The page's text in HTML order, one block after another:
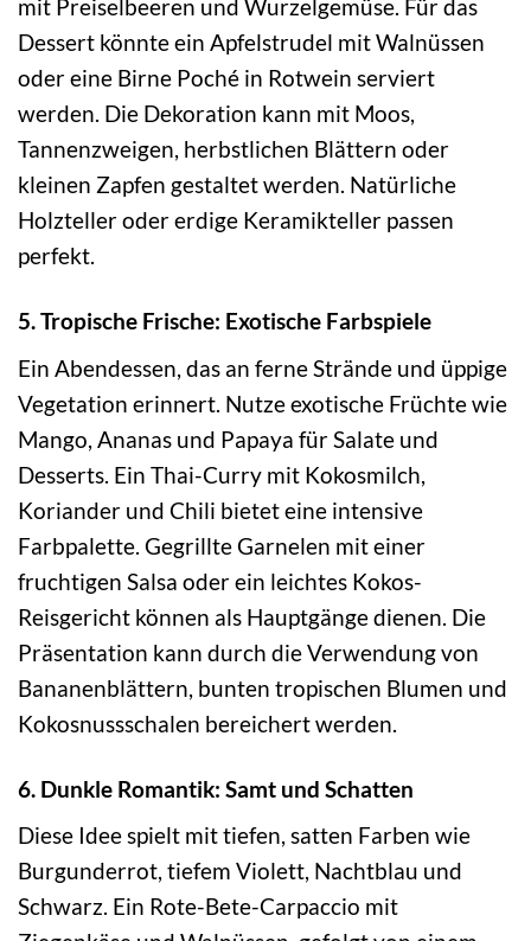
mit Preiselbeeren und Wurzelgemüse. Für das
Dessert könnte ein Apfelstrudel mit Walnüssen
oder eine Birne Poché in Rotwein serviert
werden. Die Dekoration kann mit Moos,
Tannenzweigen, herbstlichen Blättern oder
kleinen Zapfen gestaltet werden. Natürliche
Holzteller oder erdige Keramikteller passen
perfekt.
5. Tropische Frische: Exotische Farbspiele
Ein Abendessen, das an ferne Strände und üppige
Vegetation erinnert. Nutze exotische Früchte wie
Mango, Ananas und Papaya für Salate und
Desserts. Ein Thai-Curry mit Kokosmilch,
Koriander und Chili bietet eine intensive
Farbpalette. Gegrillte Garnelen mit einer
fruchtigen Salsa oder ein leichtes Kokos-
Reisgericht können als Hauptgänge dienen. Die
Präsentation kann durch die Verwendung von
Bananenblättern, bunten tropischen Blumen und
Kokosnussschalen bereichert werden.
6. Dunkle Romantik: Samt und Schatten
Diese Idee spielt mit tiefen, satten Farben wie
Burgunderrot, tiefem Violett, Nachtblau und
Schwarz. Ein Rote-Bete-Carpaccio mit